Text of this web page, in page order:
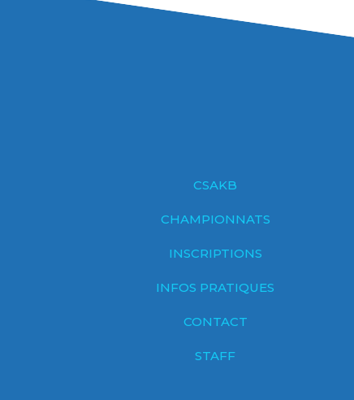
CSAKB
CHAMPIONNATS
INSCRIPTIONS
INFOS PRATIQUES
CONTACT
STAFF